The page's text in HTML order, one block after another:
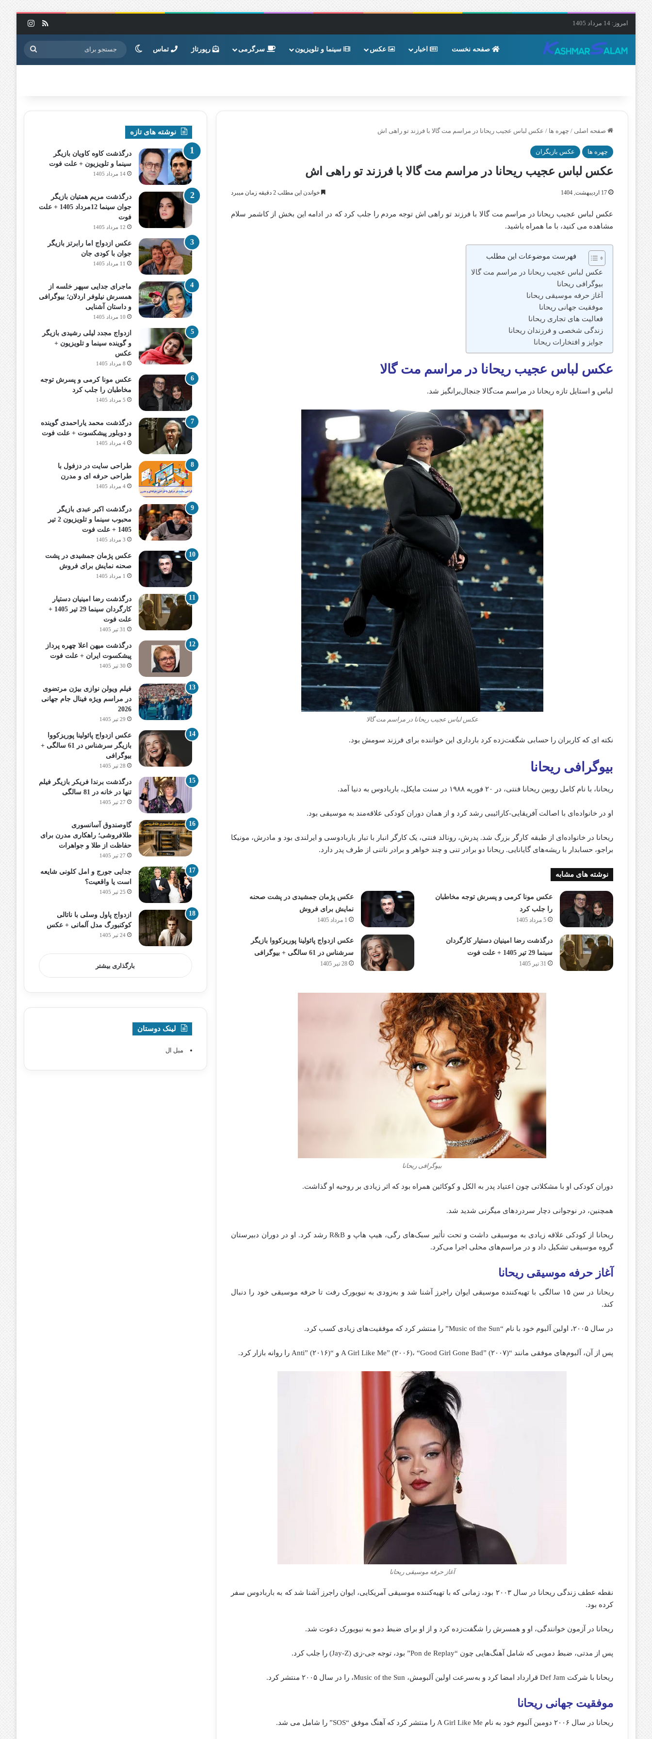
امروز: 14 مرداد 1405 خوراک
صفحه نخست اخبار عکس سینما و تلویزیون سرگرمی رپورتاژ تماس تغییر پوسته جستجو
برای
صفحه اصلی / چهره ها / عکس لباس عجیب ریحانا در مراسم مت‌ گالا با فرزند تو راهی اش
چهره ها عکس بازیگران
عکس لباس عجیب ریحانا در مراسم مت‌ گالا با فرزند تو راهی اش
17 اردیبهشت, 1404 خواندن این مطلب 2 دقیقه زمان میبرد
عکس لباس عجیب ریحانا در مراسم مت‌ گالا با فرزند تو راهی اش توجه مردم را جلب کرد که در ادامه این بخش از کاشمر سلام
مشاهده می کنید، با ما همراه باشید.
فهرست موضوعات این مطلب
عکس لباس عجیب ریحانا در مراسم مت‌ گالا
بیوگرافی ریحانا
آغاز حرفه موسیقی ریحانا
موفقیت جهانی ریحانا
فعالیت‌ های تجاری ریحانا
زندگی شخصی و فرزندان ریحانا
جوایز و افتخارات ریحانا
عکس لباس عجیب ریحانا در مراسم مت‌ گالا
لباس و استایل تازه ریحانا در مراسم مت‌گالا جنجال‌برانگیز شد.
عکس لباس عجیب ریحانا در مراسم مت‌ گالا
نکته‌ ای که کاربران را حسابی شگفت‌زده کرد بارداری این خواننده برای فرزند سومش بود.
بیوگرافی ریحانا
ریحانا، با نامکامل روبین ریحانا فنتی، در ۲۰ فوریه ۱۹۸۸ در سنت مایکل، باربادوس به دنیا آمد.
او در خانواده‌ای با اصالت آفریقایی-کارائیبی رشدکرد و از همان دورانکودکی علاقه‌مند به موسیقی بود.
ریحانا در خانواده‌ای از طبقه کارگر بزرگ شد. پدرش، رونالد فنتی، یک کارگر انبار با تبار باربادوسی و ایرلندی بود و مادرش، مونیکا
براجو، حسابدار با ریشه‌های گایانایی. ریحانا دو برادر تنی و چند خواهر و برادر ناتنی از طرف پدر دارد.
نوشته های مشابه
عکس مونا کرمی و پسرش توجه مخاطبان
را جلب کرد
5 مرداد 1405
عکس پژمان جمشیدی در پشت صحنه
نمایش برای فروش
1 مرداد 1405
درگذشت رضا امینیان دستیار کارگردان
سینما 29 تیر 1405 + علت فوت
31 تیر 1405
عکس ازدواج پائولینا پوریزکووا بازیگر
سرشناس در 61 سالگی + بیوگرافی
28 تیر 1405
بیوگرافی ریحانا
دوران کودکی او با مشکلاتی چون اعتیاد پدر به الکل و کوکائین همراه بود که اثر زیادی بر روحیه او گذاشت.
همچنین، در نوجوانی دچار سردردهای میگرنی شدید شد.
ریحانا از کودکی علاقه زیادی به موسیقی داشت و تحت تأثیر سبک‌های رگی، هیپ هاپ و R&B رشد کرد. او در دوران دبیرستان
گروه موسیقی تشکیل داد و در مراسم‌های محلی اجرا می‌کرد.
آغاز حرفه موسیقی ریحانا
ریحانا در سن۱۵ سالگی با تهیه‌کننده موسیقی ایوان راجرز آشنا شد و به‌زودی به نیویورکرفت تا حرفه موسیقیخود را دنبال
کند.
در سال ۲۰۰۵، اولین آلبوم خود با نام “ Musicofthe Sun” را منتشرکردکه موفقیت‌های زیادیکسبکرد.
پس از آن، آلبوم‌های موفقی مانند “ AGirlLikeMe” (۲۰۰۶)، “GoodGirlGoneBad” (۲۰۰۷) و “ Anti” (۲۰۱۶) را روانه بازارکرد.
آغاز حرفه موسیقی ریحانا
نقطه عطف زندگی ریحانا در سال ۲۰۰۳ بود، زمانی که با تهیه‌کننده موسیقی آمریکایی، ایوان راجرز آشنا شد که به باربادوس سفر
کرده بود.
ریحانا در آزمون خوانندگی، او و همسرش را شگفت‌زده کرد و از او برای ضبط دمو به نیویورک دعوت شد.
پس از مدتی، ضبط دمویی که شامل آهنگ‌هایی چون “Pon de Replay” بود، توجه جی-زی (Jay-Z) را جلب کرد.
ریحانا با شرکت Def Jam قرارداد امضا کرد و به‌سرعت اولین آلبومش، Music of the Sun، را در سال ۲۰۰۵ منتشر کرد.
موفقیت جهانی ریحانا
ریحانا در سال ۲۰۰۶ دومین آلبوم خود به نام A Girl Like Me را منتشر کرد که آهنگ موفق “SOS” را شامل می‌ شد.
نوشته های تازه
درگذشت کاوه کاویان بازیگر
سینما و تلویزیون + علت فوت
14 مرداد 1405
درگذشت مریم همتیان بازیگر
جوان سینما 12مرداد 1405 + علت
فوت
12 مرداد 1405
عکس ازدواج اما رابرتز بازیگر
جوان با کودی جان
11 مرداد 1405
ماجرای جدایی سپهر خلسه از
همسرش نیلوفر اردلان؛ بیوگرافی
و داستان آشنایی
10 مرداد 1405
ازدواج مجدد لیلی رشیدی بازیگر
و گوینده سینما و تلویزیون +
عکس
8 مرداد 1405
عکس مونا کرمی و پسرش توجه
مخاطبان را جلب کرد
5 مرداد 1405
درگذشت محمد یاراحمدی گوینده
و دوبلور پیشکسوت + علت فوت
4 مرداد 1405
طراحی سایت در دزفول با
طراحی حرفه‌ ای و مدرن
4 مرداد 1405
درگذشت اکبر عبدی بازیگر
محبوب سینما و تلویزیون 2 تیر
1405 + علت فوت
3 مرداد 1405
عکس پژمان جمشیدی در پشت
صحنه نمایش برای فروش
1 مرداد 1405
درگذشت رضا امینیان دستیار
کارگردان سینما 29 تیر 1405 +
علت فوت
31 تیر 1405
درگذشت میهن اعلا چهره پرداز
پیشکسوت ایران + علت فوت
30 تیر 1405
فیلم ویولن نوازی بیژن مرتضوی
در مراسم ویژه فینال جام جهانی
2026
29 تیر 1405
عکس ازدواج پائولینا پوریزکووا
بازیگر سرشناس در 61 سالگی +
بیوگرافی
28 تیر 1405
درگذشت برندا فریکر بازیگر فیلم
تنها در خانه در 81 سالگی
27 تیر 1405
گاوصندوق آسانسوری
طلافروشی؛ راهکاری مدرن برای
حفاظت از طلا و جواهرات
27 تیر 1405
جدایی جورج و امل کلونی شایعه
است یا واقعیت؟
25 تیر 1405
ازدواج پاول وسلی با ناتالی
کوکنبورگ مدل آلمانی + عکس
24 تیر 1405
بارگذاری بیشتر
لینک دوستان
مبل ال